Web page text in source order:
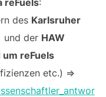
des Karlsruher
und der HAW
um reFuels
etc.) =>